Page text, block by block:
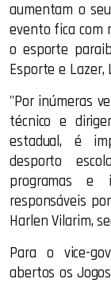
aumentam o
evento fica com
o esporte
Esporte e Lazer,
"Por inúmeras
técnico e
estadual, é
desporto
programas e
responsáveis
Harlen Vilarim,
Para o vice-
abertos os